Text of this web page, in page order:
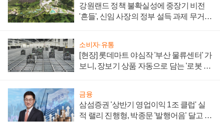
강원랜드 정책 불확실성에 중장기 비전
'흔들', 신임 사장의 정부 설득 과제 무거워
소비자·유통
[현장] 롯데마트 야심작 '부산 물류센터' 가
보니, 장보기 상품 자동으로 담는 '로봇 40
금융
삼섬증권 '상반기 영업이익 1조 클럽' 실
적 랠리 진행형, 박종문 '발행어음' 달고 연